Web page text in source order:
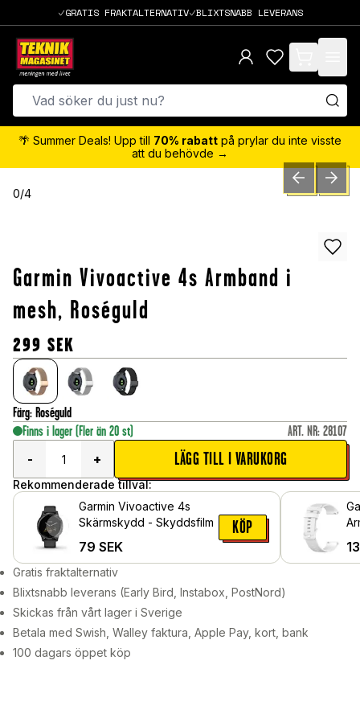
GRATIS FRAKTALTERNATIV BLIXTSNABB LEVERANS
items in cart,
🌴 Summer Deals! Upp till 70% rabatt på prylar du inte visste
att du behövde →
0/4 PREVIOUSNEXT
Garmin Vivoactive 4s Armband i
mesh, Roséguld
299 SEK
Färg: Roséguld
Finns i lager (Fler än 20 st) ART. NR: 28107
-
+ LÄGG TILL I VARUKORG
Rekommenderade tillval:
Garmin Vivoactive 4s
Skärmskydd - Skyddsfilm
79 SEK
KÖP
Gratis fraktalternativ
Blixtsnabb leverans (Early Bird, Instabox, PostNord)
Skickas från vårt lager i Sverige
Betala med Swish, Walley faktura, Apple Pay, kort, bank
100 dagars öppet köp